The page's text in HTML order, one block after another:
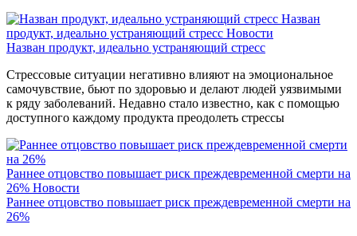
Назван
продукт, идеально устраняющий стресс Новости
Назван продукт, идеально устраняющий стресс
Стрессовые ситуации негативно влияют на эмоциональное
самочувствие, бьют по здоровью и делают людей уязвимыми
к ряду заболеваний. Недавно стало известно, как с помощью
доступного каждому продукта преодолеть стрессы
Раннее отцовство повышает риск преждевременной смерти на
26% Новости
Раннее отцовство повышает риск преждевременной смерти на
26%